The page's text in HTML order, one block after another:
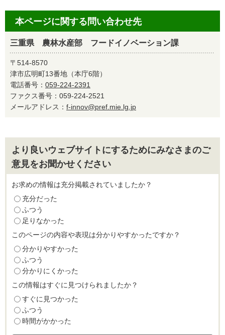
本ページに関する問い合わせ先
三重県 農林水産部 フードイノベーション課
〒514-8570
津市広明町13番地（本庁6階）
電話番号： 059-224-2391
ファクス番号：059-224-2521
メールアドレス： f-innov@pref.mie.lg.jp
より良いウェブサイトにするためにみなさまのご
意見をお聞かせください
お求めの情報は充分掲載されていましたか？
充分だった
ふつう
足りなかった
このページの内容や表現は分かりやすかったですか？
分かりやすかった
ふつう
分かりにくかった
この情報はすぐに見つけられましたか？
すぐに見つかった
ふつう
時間がかかった